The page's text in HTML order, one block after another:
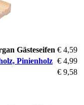
Gästeseifen € 4,59
Pinienholz € 4,99
€ 9,58